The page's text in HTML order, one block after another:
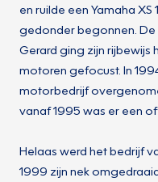
en ruilde een Yamaha XS
gedonder begonnen. De
Gerard ging zijn rijbewijs
motoren gefocust. In
motorbedrijf
vanaf 1995 was er een
Helaas werd het bedrijf
1999 zijn nek